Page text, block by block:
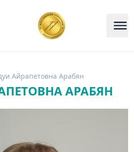
Айрапетовна Арабян
АРАБЯН